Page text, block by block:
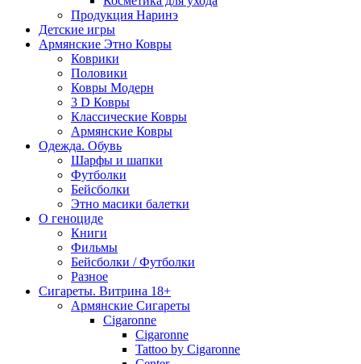
Продукция Наринэ
Детские игры
Армянские Этно Ковры
Коврики
Половики
Ковры Модерн
3 D Ковры
Классические Ковры
Армянские Ковры
Одежда. Обувь
Шарфы и шапки
Футболки
Бейсболки
Этно масики балетки
О геноциде
Книги
Фильмы
Бейсболки / Футболки
Разное
Сигареты. Витрина 18+
Армянские Сигареты
Cigaronne
Cigaronne
Tattoo by Cigaronne